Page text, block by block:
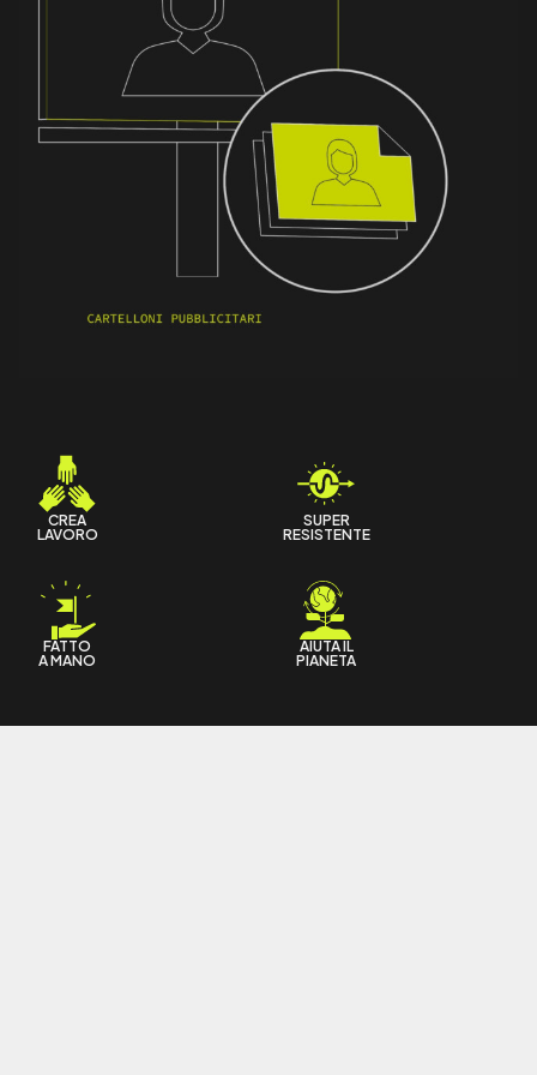
CREA
LAVORO
SUPER
RESISTENTE
FATTO
A MANO
AIUTA IL
PIANETA